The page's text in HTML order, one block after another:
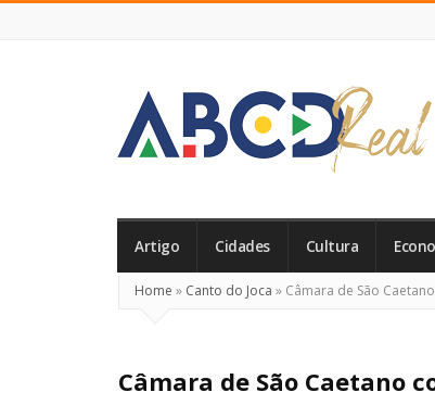
Real
Artigo Cidades Cultura
Home » Canto do Joca » Câmara de São
Câmara de São Caetano